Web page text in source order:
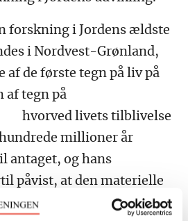
forskning i Jordens ældste
i Nordvest-Grønland,
de første tegn på liv på
af tegn på
livets tilblivelse
millioner år
antaget, og hans
påvist, at den materielle
så som